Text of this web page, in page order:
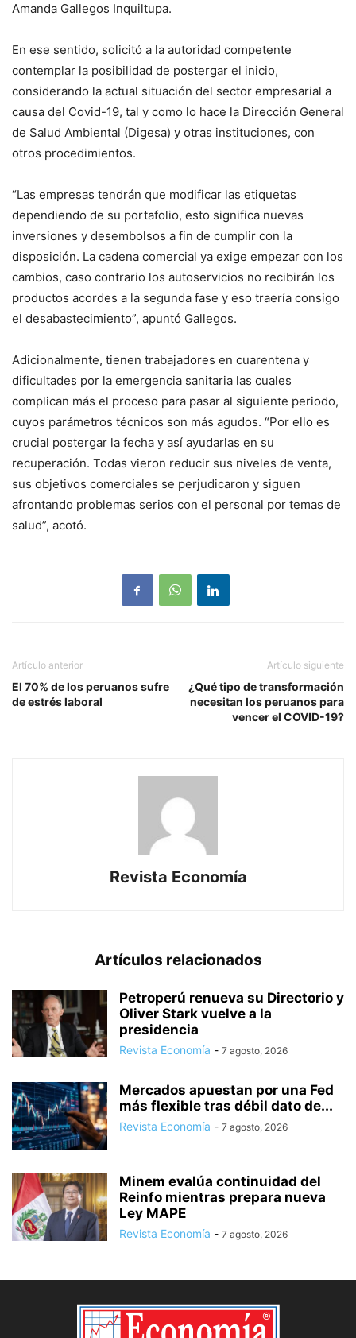
Amanda Gallegos Inquiltupa.
En ese sentido, solicitó a la autoridad competente
contemplar la posibilidad de postergar el inicio,
considerando la actual situación del sector empresarial a
causa del Covid-19, tal y como lo hace la Dirección General
de Salud Ambiental (Digesa) y otras instituciones, con
otros procedimientos.
“Las empresas tendrán que modificar las etiquetas
dependiendo de su portafolio, esto significa nuevas
inversiones y desembolsos a fin de cumplir con la
disposición. La cadena comercial ya exige empezar con los
cambios, caso contrario los autoservicios no recibirán los
productos acordes a la segunda fase y eso traería consigo
el desabastecimiento”, apuntó Gallegos.
Adicionalmente, tienen trabajadores en cuarentena y
dificultades por la emergencia sanitaria las cuales
complican más el proceso para pasar al siguiente periodo,
cuyos parámetros técnicos son más agudos. “Por ello es
crucial postergar la fecha y así ayudarlas en su
recuperación. Todas vieron reducir sus niveles de venta,
sus objetivos comerciales se perjudicaron y siguen
afrontando problemas serios con el personal por temas de
salud”, acotó.
Artículo anterior
El 70% de los peruanos sufre
de estrés laboral
Artículo siguiente
¿Qué tipo de transformación
necesitan los peruanos para
vencer el COVID-19?
Revista Economía
Artículos relacionados
Petroperú renueva su Directorio y
Oliver Stark vuelve a la
presidencia
Revista Economía - 7 agosto, 2026
Mercados apuestan por una Fed
más flexible tras débil dato de...
Revista Economía - 7 agosto, 2026
Minem evalúa continuidad del
Reinfo mientras prepara nueva
Ley MAPE
Revista Economía - 7 agosto, 2026